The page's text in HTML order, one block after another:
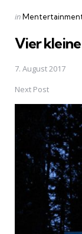
Posted
in
Vier
7. August 2017
Next Post